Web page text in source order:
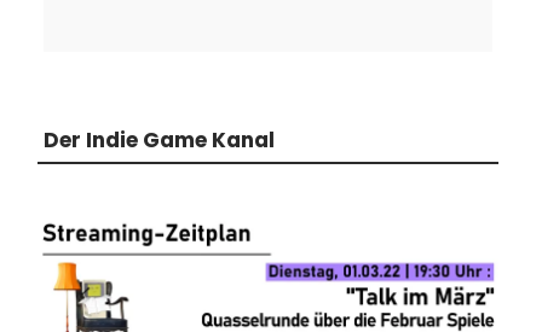
Der Indie Game Kanal